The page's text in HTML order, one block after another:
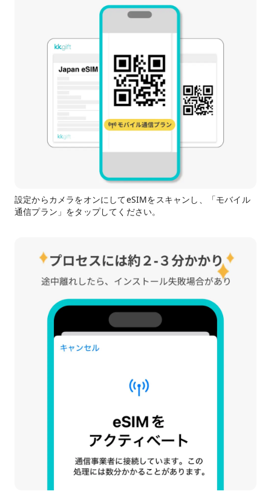
設定からカメラをオンにしてeSIMをスキャンし、「モバイル
通信プラン」をタップしてください。